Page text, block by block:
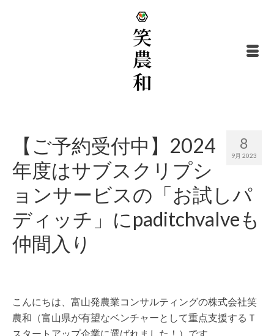
8
9月 2023
【ご予約受付中】2024
年度はサブスクリプシ
ョンサービスの「お試しパ
ディッチ」にpaditchvalveも
仲間入り
こんにちは、富山発農業コンサルティングの株式会社笑
農和（富山県が有望なベンチャーとして重点支援するＴ